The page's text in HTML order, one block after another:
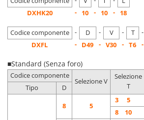
DXHK20
- 10 - 10 - 18
Codice componente - D - V - T -
DXFL
- D49 - V30 - T6 -
■Standard (Senza foro)
Codice componente
Selezione V
Selezione
T
Tipo D
8 5
3 5
8
10